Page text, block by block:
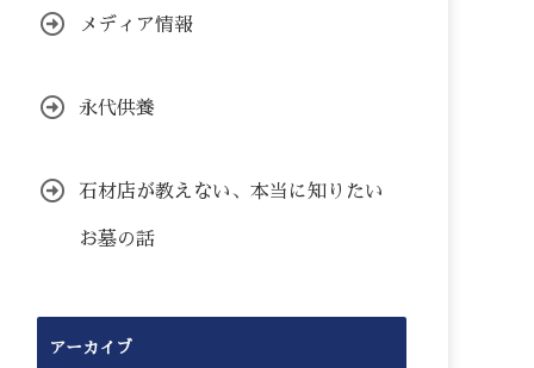
メディア情報
永代供養
石材店が教えない、本当に知りたい
お墓の話
アーカイブ